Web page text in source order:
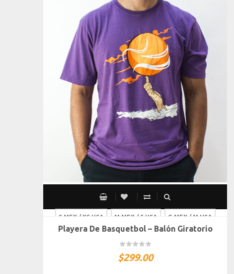
S MEX / XS USA M MEX / S USA G MEX / M USA
XG MEX / G USA
Playera De Basquetbol – Balón Giratorio
$299.00